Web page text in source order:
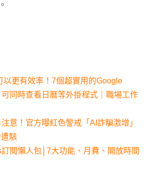
以更有效率！7個超實用的Google
同時查看日曆等外掛程式｜職場工作
意！官方曝紅色警戒「AI詐騙激增」
駭
訂閱懶人包│7大功能、月費、開放時間